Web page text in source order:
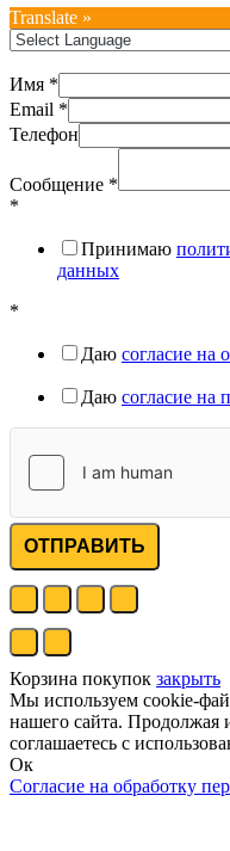
Translate »
Имя *
Email *
Телефон
Сообщение *
*
Принимаю
данных
*
Даю согласие на
Даю согласие на
ОТПРАВИТЬ
Корзина покупок закрыть
Мы используем cookie-
нашего сайта. Продолжая
соглашаетесь с
Ок
Согласие на обработку